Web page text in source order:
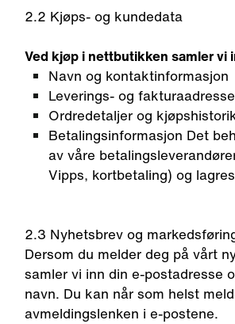
2.2 Kjøps- og kundedata
Ved kjøp i nettbutikken samler vi
Navn og kontaktinformasjon
Leverings- og fakturaadresse
Ordredetaljer og
Betalingsinformasjon Det
av våre
Vipps, kortbetaling) og
2.3 Nyhetsbrev og
Dersom du melder deg på vårt
samler vi inn din e-postadresse
navn. Du kan når som helst
avmeldingslenken i e-postene.